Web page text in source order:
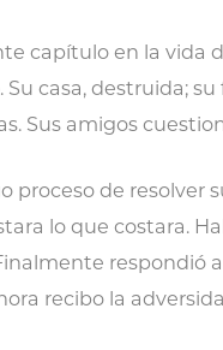
capítulo en la vida
Su casa, destruida;
Sus amigos
proceso de resolver
lo que costara.
respondió
recibo la